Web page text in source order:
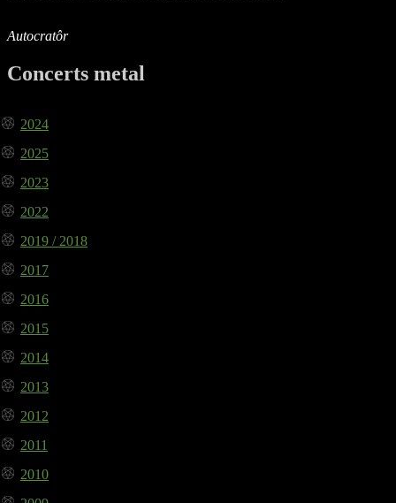
Autocratôr
Concerts metal
2024
2025
2023
2022
2019 / 2018
2017
2016
2015
2014
2013
2012
2011
2010